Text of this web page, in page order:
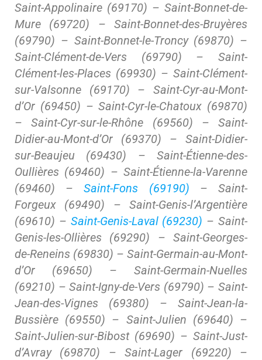
Saint-Appolinaire (69170) – Saint-Bonnet-de-
Mure (69720) – Saint-Bonnet-des-Bruyères
(69790) – Saint-Bonnet-le-Troncy (69870) –
Saint-Clément-de-Vers (69790) – Saint-
Clément-les-Places (69930) – Saint-Clément-
sur-Valsonne (69170) – Saint-Cyr-au-Mont-
d’Or (69450) – Saint-Cyr-le-Chatoux (69870)
– Saint-Cyr-sur-le-Rhône (69560) – Saint-
Didier-au-Mont-d’Or (69370) – Saint-Didier-
sur-Beaujeu (69430) – Saint-Étienne-des-
Oullières (69460) – Saint-Étienne-la-Varenne
(69460) –Saint-Fons (69190) – Saint-
Forgeux (69490) – Saint-Genis-l’Argentière
(69610) – Saint-Genis-Laval (69230) – Saint-
Genis-les-Ollières (69290) – Saint-Georges-
de-Reneins (69830) – Saint-Germain-au-Mont-
d’Or (69650) – Saint-Germain-Nuelles
(69210) – Saint-Igny-de-Vers (69790) – Saint-
Jean-des-Vignes (69380) – Saint-Jean-la-
Bussière (69550) – Saint-Julien (69640) –
Saint-Julien-sur-Bibost (69690) – Saint-Just-
d’Avray (69870) – Saint-Lager (69220) –